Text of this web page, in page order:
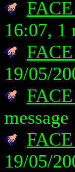
16:07, 1
19/05/
message
19/05/